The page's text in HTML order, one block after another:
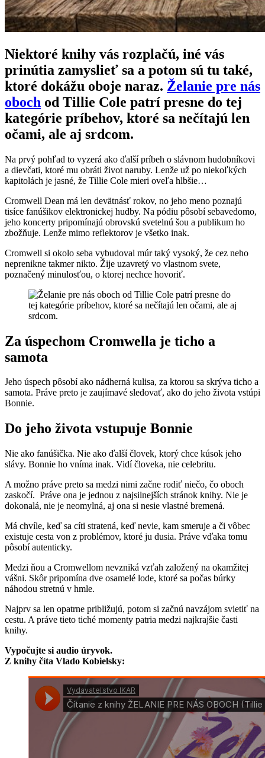
Niektoré knihy vás rozplačú, iné vás
prinútia zamyslieť sa a potom sú tu také,
ktoré dokážu oboje naraz. Želanie pre nás
oboch od Tillie Cole patrí presne do tej
kategórie príbehov, ktoré sa nečítajú len
očami, ale aj srdcom.
Na prvý pohľad to vyzerá ako ďalší príbeh o slávnom hudobníkovi
a dievčati, ktoré mu obráti život naruby. Lenže už po niekoľkých
kapitolách je jasné, že Tillie Cole mieri oveľa hlbšie…
Cromwell Dean má len devätnásť rokov, no jeho meno poznajú
tisíce fanúšikov elektronickej hudby. Na pódiu pôsobí sebavedomo,
jeho koncerty pripomínajú obrovskú svetelnú šou a publikum ho
zbožňuje. Lenže mimo reflektorov je všetko inak.
Cromwell si okolo seba vybudoval múr taký vysoký, že cez neho
neprenikne takmer nikto. Žije uzavretý vo vlastnom svete,
poznačený minulosťou, o ktorej nechce hovoriť.
Za úspechom Cromwella je ticho a
samota
Jeho úspech pôsobí ako nádherná kulisa, za ktorou sa skrýva ticho a
samota. Práve preto je zaujímavé sledovať, ako do jeho života vstúpi
Bonnie.
Do jeho života vstupuje Bonnie
Nie ako fanúšička. Nie ako ďalší človek, ktorý chce kúsok jeho
slávy. Bonnie ho vníma inak. Vidí človeka, nie celebritu.
A možno práve preto sa medzi nimi začne rodiť niečo, čo oboch
zaskočí. Práve ona je jednou z najsilnejších stránok knihy. Nie je
dokonalá, nie je neomylná, aj ona si nesie vlastné bremená.
Má chvíle, keď sa cíti stratená, keď nevie, kam smeruje a či vôbec
existuje cesta von z problémov, ktoré ju dusia. Práve vďaka tomu
pôsobí autenticky.
Medzi ňou a Cromwellom nevzniká vzťah založený na okamžitej
vášni. Skôr pripomína dve osamelé lode, ktoré sa počas búrky
náhodou stretnú v hmle.
Najprv sa len opatrne približujú, potom si začnú navzájom svietiť na
cestu. A práve tieto tiché momenty patria medzi najkrajšie časti
knihy.
Vypočujte si audio úryvok.
Z knihy číta Vlado Kobielsky: